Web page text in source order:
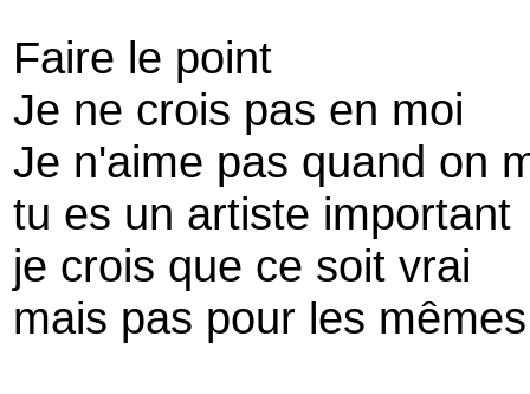
Faire le point
Je ne crois pas en moi
Je n'aime pas quand on
tu es un artiste important
je crois que ce soit vrai
mais pas pour les